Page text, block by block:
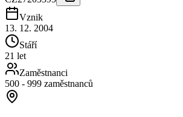
Vznik
13. 12. 2004
Stáří
21 let
Zaměstnanci
500 - 999 zaměstnanců